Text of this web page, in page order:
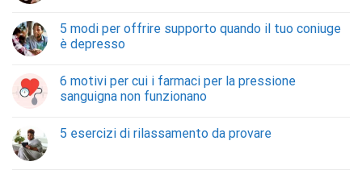
5 modi per offrire supporto quando il tuo coniuge
è depresso
6 motivi per cui i farmaci per la pressione
sanguigna non funzionano
5 esercizi di rilassamento da provare